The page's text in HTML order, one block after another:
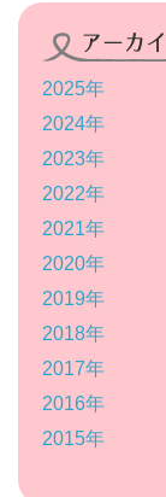
アーカ
2025年
2024年
2023年
2022年
2021年
2020年
2019年
2018年
2017年
2016年
2015年